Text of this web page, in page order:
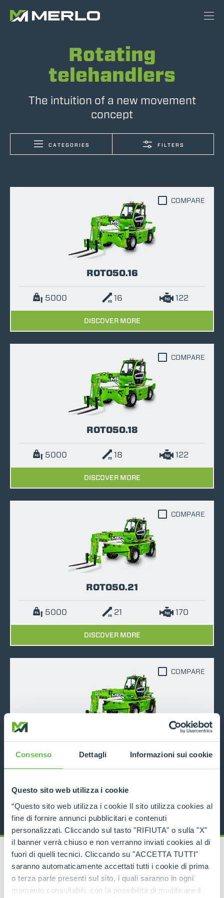
Consenso Dettagli Informazioni sui cookie
Questo sito web utilizza i cookie
“Questo sito web utilizza i cookie Il sito utilizza cookies al
fine di fornire annunci pubblicitari e contenuti
personalizzati. Cliccando sul tasto "RIFIUTA" o sulla "X"
il banner verrà chiuso e non verranno inviati cookies al di
fuori di quelli tecnici. Cliccando su "ACCETTA TUTTI"
saranno automaticamente accettati tutti i cookie di prima
o terza parte presenti sul sito, i quali saranno in ogni
momento consultabili, con la possibilità di modificare il
Rotating
telehandlers
The intuition of a new movement
concept
CATEGORIES FILTERS
ROTO50.16
5000 16 122
DISCOVER MORE
COMPARE
ROTO50.18
5000 18 122
DISCOVER MORE
COMPARE
ROTO50.21
5000 21 170
DISCOVER MORE
COMPARE
ROTO50.26
5000 26 170
DISCOVER MORE
COMPARE
RELATED PRODUCTS